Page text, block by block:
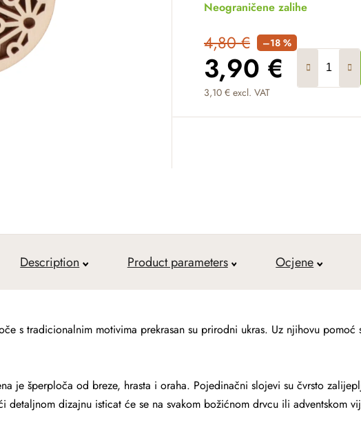
Neograničene zalihe
4,80 € –18 %
3,90 €
3,10 € excl. VAT
Measure price:
Description Product parameters Ocjene
s tradicionalnim motivima prekrasan su prirodni ukras. Uz njihovu pomoć
je šperploča od breze, hrasta i oraha. Pojedinačni slojevi su čvrsto
detaljnom dizajnu isticat će se na svakom božićnom drvcu ili adventskom